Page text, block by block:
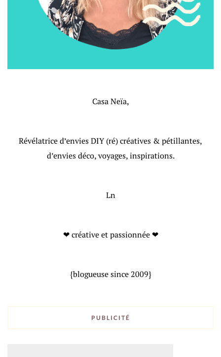
Casa Neïa,
Révélatrice d’envies DIY (ré) créatives & pétillantes,
d’envies déco, voyages, inspirations.
Ln
❤ créative et passionnée ❤
{blogueuse since 2009}
PUBLICITÉ